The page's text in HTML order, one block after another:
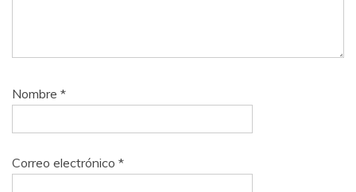
Nombre *
Correo electrónico *